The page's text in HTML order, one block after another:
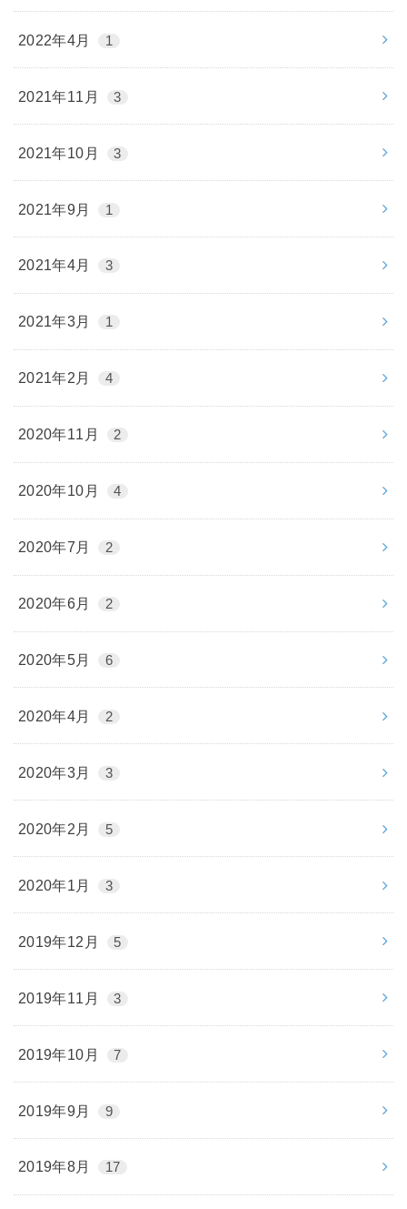
2022年4月 1
2021年11月 3
2021年10月 3
2021年9月 1
2021年4月 3
2021年3月 1
2021年2月 4
2020年11月 2
2020年10月 4
2020年7月 2
2020年6月 2
2020年5月 6
2020年4月 2
2020年3月 3
2020年2月 5
2020年1月 3
2019年12月 5
2019年11月 3
2019年10月 7
2019年9月 9
2019年8月 17